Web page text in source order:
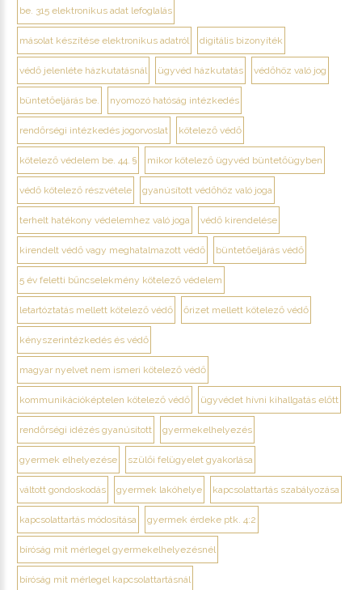
be. 315 elektronikus adat lefoglalás
másolat készítése elektronikus adatról digitális bizonyíték
védő jelenléte házkutatásnál ügyvéd házkutatás védőhöz való jog
büntetőeljárás be. nyomozó hatóság intézkedés
rendőrségi intézkedés jogorvoslat kötelező védő
kötelező védelem be. 44. § mikor kötelező ügyvéd büntetőügyben
védő kötelező részvétele gyanúsított védőhöz való joga
terhelt hatékony védelemhez való joga védő kirendelése
kirendelt védő vagy meghatalmazott védő büntetőeljárás védő
5 év feletti bűncselekmény kötelező védelem
letartóztatás mellett kötelező védő őrizet mellett kötelező védő
kényszerintézkedés és védő
magyar nyelvet nem ismeri kötelező védő
kommunikációképtelen kötelező védő ügyvédet hívni kihallgatás előtt
rendőrségi idézés gyanúsított gyermekelhelyezés
gyermek elhelyezése szülői felügyelet gyakorlása
váltott gondoskodás gyermek lakóhelye kapcsolattartás szabályozása
kapcsolattartás módosítása gyermek érdeke ptk. 4:2
bíróság mit mérlegel gyermekelhelyezésnél
bíróság mit mérlegel kapcsolattartásnál